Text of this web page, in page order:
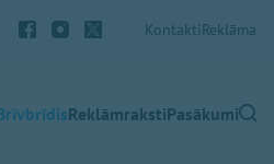
KontaktiReklāma
ReklāmrakstiPasākumi